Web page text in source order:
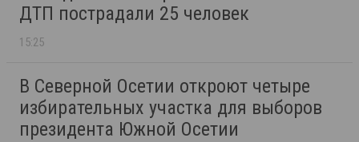
ДТП пострадали 25 человек
15:25
В Северной Осетии откроют четыре
избирательных участка для выборов
президента Южной Осетии